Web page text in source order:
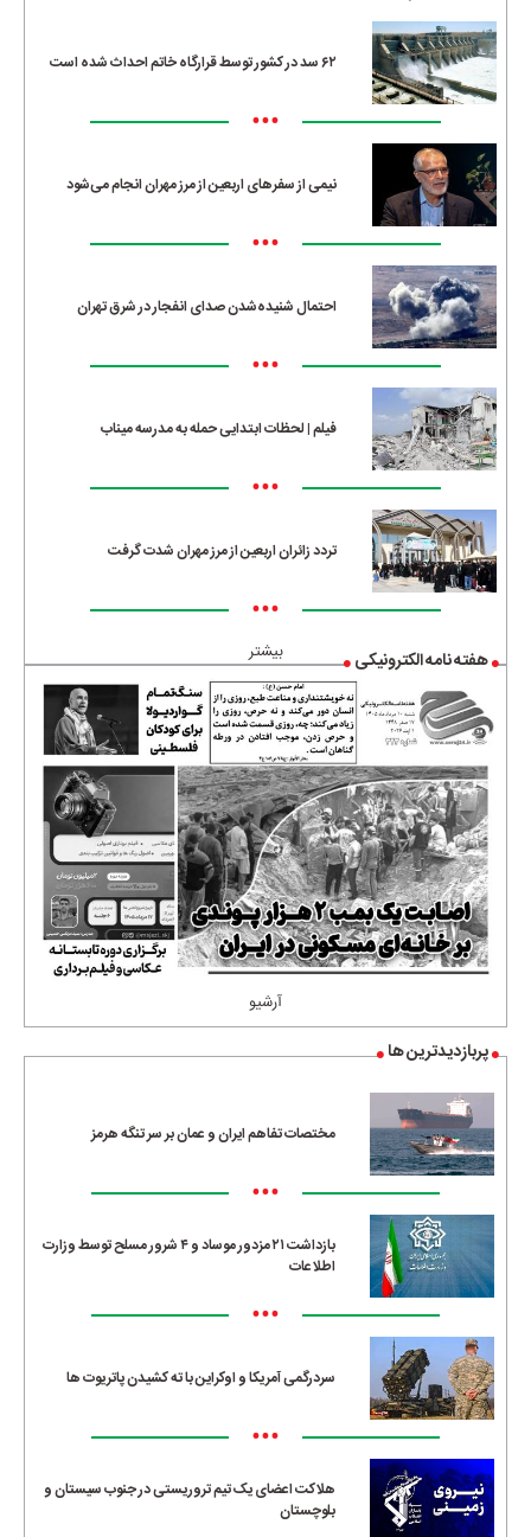
۶۲ سد در کشور توسط قرارگاه خاتم احداث شده است
•••
نیمی از سفرهای اربعین از مرز مهران انجام می‌شود
•••
احتمال شنیده‌شدن صدای انفجار در شرق تهران
•••
فیلم | لحظات ابتدایی حمله به مدرسه میناب
•••
تردد زائران اربعین از مرز مهران شدت گرفت
•••
بیشتر هفته نامه الکترونیکی
آرشیو
پربازدیدترین ها
مختصات تفاهم ایران و عمان بر سر تنگه هرمز
•••
بازداشت ۲۱ مزدور موساد و ۴ شرور مسلح توسط وزارت
اطلاعات
•••
سردرگمی آمریکا و اوکراین با ته کشیدن پاتریوت ها
•••
هلاکت اعضای یک تیم تروریستی در جنوب سیستان و
بلوچستان